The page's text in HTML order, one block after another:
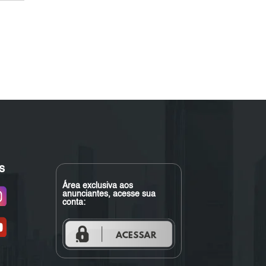
Área exclusiva aos
anunciantes, acesse sua
conta: